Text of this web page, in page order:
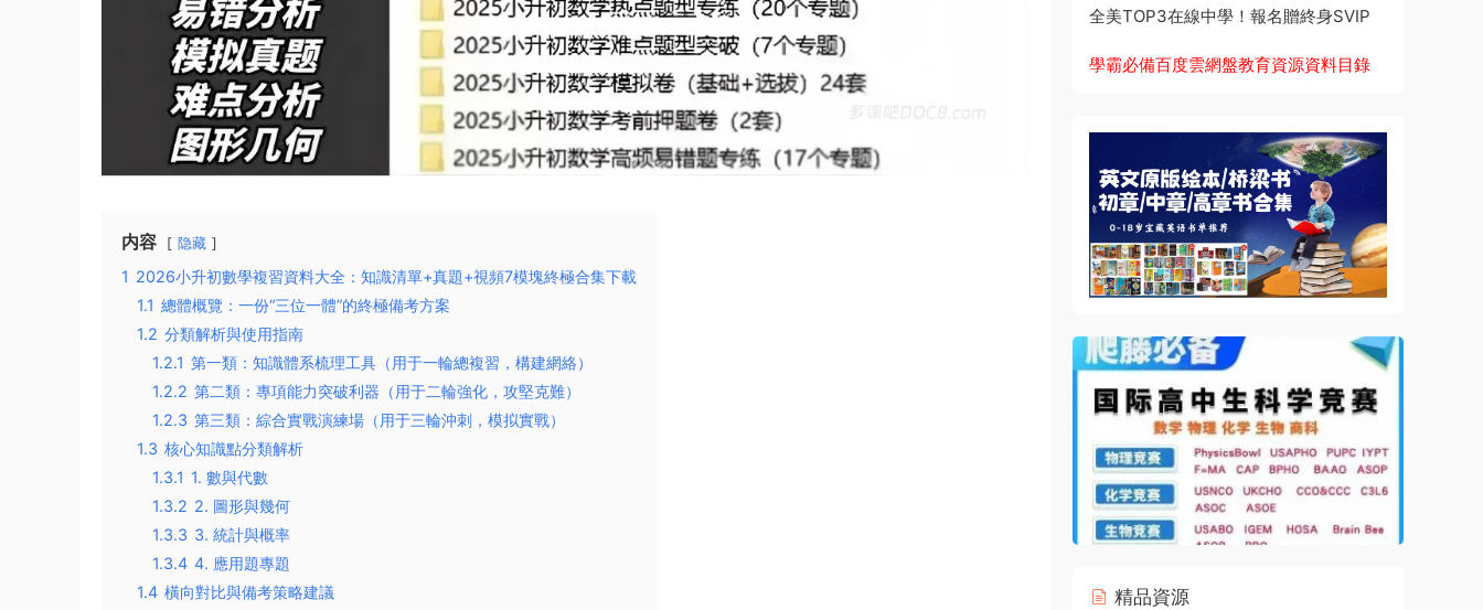
内容 隐藏
1 2026小升初數學複習資料大全：知識清單+真題+視頻7模塊終極合集下載
1.1 總體概覽：一份“三位一體”的終極備考方案
1.2 分類解析與使用指南
1.2.1 第一類：知識體系梳理工具（用于一輪總複習，構建網絡）
1.2.2 第二類：專項能力突破利器（用于二輪強化，攻堅克難）
1.2.3 第三類：綜合實戰演練場（用于三輪沖刺，模拟實戰）
1.3 核心知識點分類解析
1.3.1 1. 數與代數
1.3.2 2. 圖形與幾何
1.3.3 3. 統計與概率
1.3.4 4. 應用題專題
1.4 橫向對比與備考策略建議
全美TOP3在線中學！報名贈終身SVIP
學霸必備百度雲網盤教育資源資料目錄
精品資源